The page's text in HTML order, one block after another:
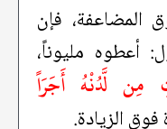
المضاعفة، فإن
أعطوه مليوناً،
مِن لَّدُنْهُ أَجَرَاً
فوق الزيادة.